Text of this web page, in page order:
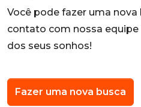
Você pode fazer uma nova
contato com nossa equipe
dos seus sonhos!
Fazer uma nova busca